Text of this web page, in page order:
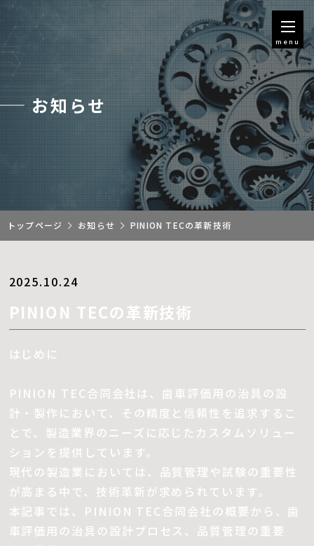
menu
お知らせ
トップページ お知らせ PINION TECの革新技術
2025.10.24
PINION TECの革新技術
はじめに
PINION TEC合同会社は、歯車評価用の治具の設
計・製作において、その精度と信頼性を追求するこ
とで、製造業界のニーズに応じたカスタムソリュー
ションを提供しています。
現代の製造業においては、品質管理や試験の重要性
が高まる中で、技術革新が求められています。
本記事では、PINION TEC合同会社の概要から、歯
車評価用の治具の設計プロセス、品質管理の重要